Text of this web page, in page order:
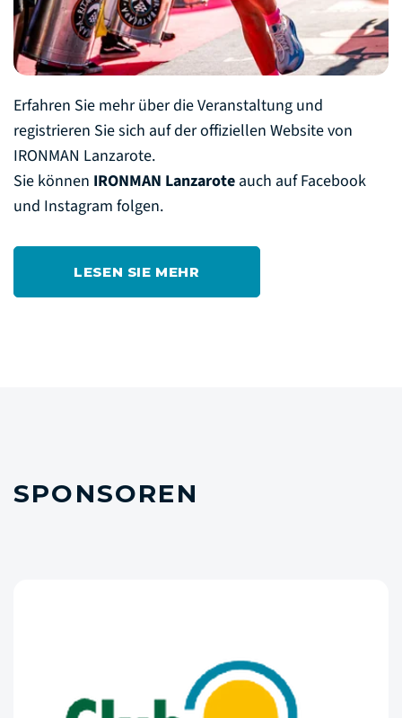
Erfahren Sie mehr über die Veranstaltung und
registrieren Sie sich auf der offiziellen Website von
IRONMAN Lanzarote.
Sie können IRONMAN Lanzarote auch auf Facebook
und Instagram folgen.
LESEN SIE MEHR
SPONSOREN